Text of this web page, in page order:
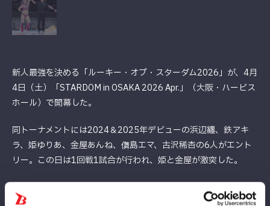
新人最強を決める「ルーキー・オブ・スターダム2026」が、4月
4日（土）「STARDOM in OSAKA 2026 Apr.」（大阪・ハービス
ホール）で開幕した。
同トーナメントには2024＆2025年デビューの浜辺纏、鉄アキ
ラ、姫ゆりあ、金屋あんね、儛島エマ、古沢稀杏の6人がエント
リー。この日は1回戦1試合が行われ、姫と金屋が激突した。
姫だったが、ドロップキックから流れを奪われてしまう。それで